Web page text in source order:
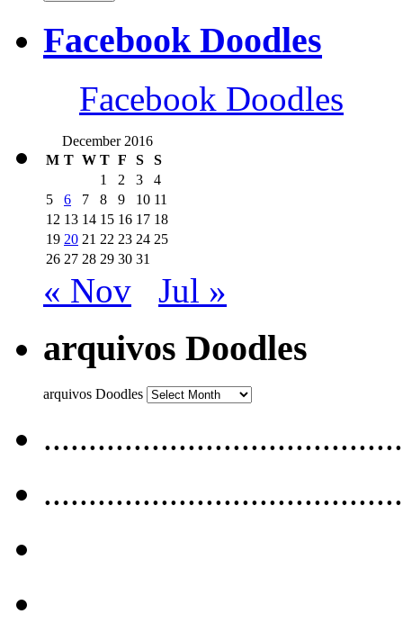
Facebook Doodles
Facebook Doodles
December 2016
M T W T F S
S
1
2 3
4
5
6 7 8 9 10 11
12 13 14 15 16 17 18
19 20 21 22 23 24 25
26 27 28 29 30 31
« Nov Jul »
arquivos Doodles
arquivos Doodles